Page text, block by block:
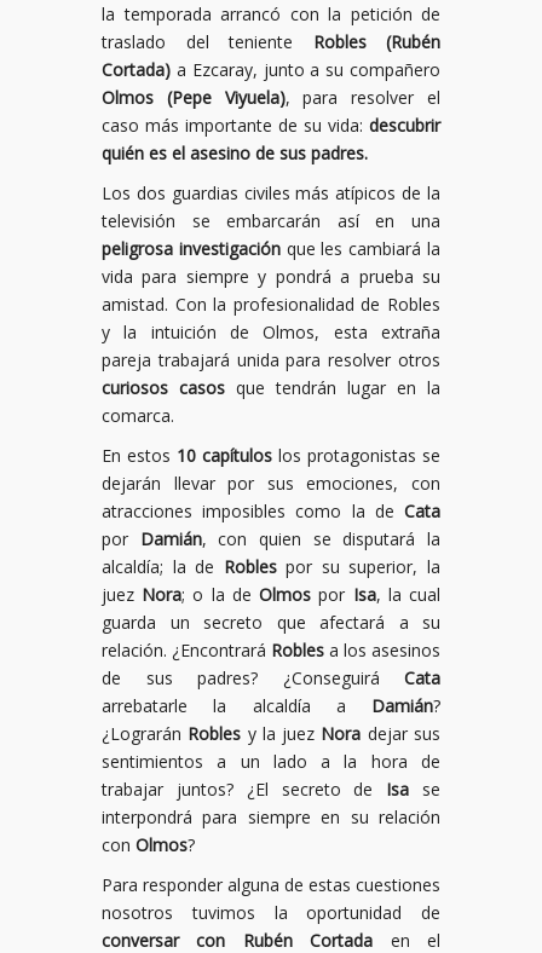
la temporada arrancó con la petición de
traslado del teniente Robles (Rubén
Cortada) a Ezcaray, junto a su compañero
Olmos (Pepe Viyuela), para resolver el
caso más importante de su vida: descubrir
quién es el asesino de sus padres.
Los dos guardias civiles más atípicos de la
televisión se embarcarán así en una
peligrosa investigaciónque les cambiará la
vida para siempre y pondrá a prueba su
amistad. Con la profesionalidad de Robles
y la intuición de Olmos, esta extraña
pareja trabajará unida para resolver otros
curiosos casos que tendrán lugar en la
comarca.
En estos 10 capítulos los protagonistas se
dejarán llevar por sus emociones, con
atracciones imposibles como la de Cata
por Damián, con quien se disputará la
alcaldía; la de Roblespor su superior, la
juez Nora; o la deOlmos por Isa, la cual
guarda un secreto que afectará a su
relación. ¿Encontrará Robles a los asesinos
de sus padres? ¿Conseguirá Cata
arrebatarle la alcaldía a Damián?
¿Lograrán Robles y la juez Nora dejar sus
sentimientos a un lado a la hora de
trabajar juntos? ¿El secreto de Isa se
interpondrá para siempre en su relación
con Olmos?
Para responder alguna de estas cuestiones
nosotros tuvimos la oportunidad de
conversar con Rubén Cortada en el